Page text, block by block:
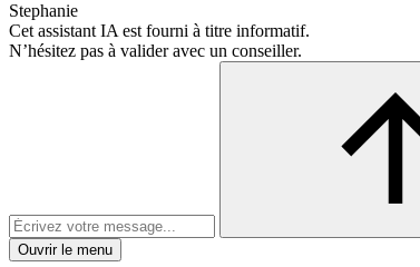
Stephanie
Cet assistant IA est fourni à titre informatif.
N’hésitez pas à valider avec un conseiller.
Ouvrir le menu